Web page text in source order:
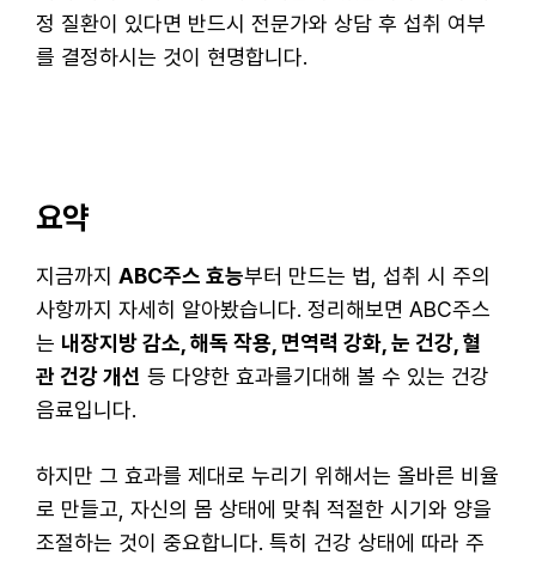
정 질환이 있다면 반드시 전문가와 상담 후 섭취 여부
를 결정하시는 것이 현명합니다.
요약
지금까지 ABC주스 효능부터 만드는 법, 섭취 시 주의
사항까지 자세히 알아봤습니다. 정리해보면 ABC주스
는 내장지방 감소, 해독 작용, 면역력 강화, 눈 건강, 혈
관 건강 개선 등 다양한 효과를기대해 볼 수 있는 건강
음료입니다.
하지만 그 효과를 제대로 누리기 위해서는 올바른 비율
로 만들고, 자신의 몸 상태에 맞춰 적절한 시기와 양을
조절하는 것이 중요합니다. 특히 건강 상태에 따라 주